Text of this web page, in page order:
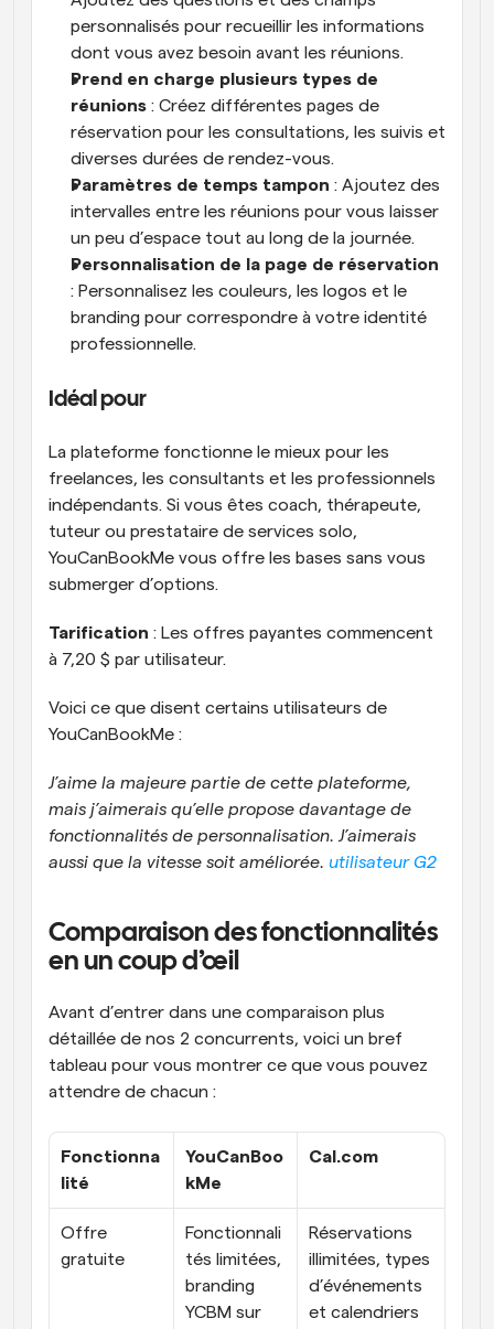
personnalisés pour recueillir les informations
dont vous avez besoin avant les réunions.
Prend en charge plusieurs types de
réunions : Créez différentes pages de
réservation pour les consultations, les suivis et
diverses durées de rendez-vous.
Paramètres de temps tampon : Ajoutez des
intervalles entre les réunions pour vous laisser
un peu d’espace tout au long de la journée.
Personnalisation de la page de réservation
: Personnalisez les couleurs, les logos et le
branding pour correspondre à votre identité
professionnelle.
Idéal pour
La plateforme fonctionne le mieux pour les
freelances, les consultants et les professionnels
indépendants. Si vous êtes coach, thérapeute,
tuteur ou prestataire de services solo,
YouCanBookMe vous offre les bases sans vous
submerger d’options.
Tarification : Les offres payantes commencent
à 7,20 $ par utilisateur.
Voici ce que disent certains utilisateurs de
YouCanBookMe :
J’aime la majeure partie de cette plateforme,
mais j’aimerais qu’elle propose davantage de
fonctionnalités de personnalisation. J’aimerais
aussi que la vitesse soit améliorée. utilisateur G2
Comparaison des fonctionnalités
en un coup d’œil
Avant d’entrer dans une comparaison plus
détaillée de nos 2 concurrents, voici un bref
tableau pour vous montrer ce que vous pouvez
attendre de chacun :
Fonctionna
lité
YouCanBoo
kMe
Cal.com
Offre
gratuite
Fonctionnali
tés limitées,
branding
YCBM sur
Réservations
illimitées, types
d’événements
et calendriers